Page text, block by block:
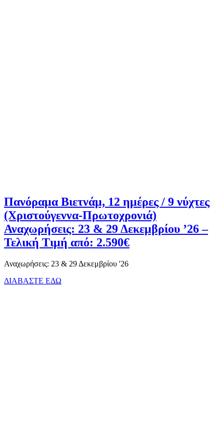
Πανόραμα Βιετνάμ, 12 ημέρες / 9 νύχτες
(Χριστούγεννα-Πρωτοχρονιά)
Αναχωρήσεις: 23 & 29 Δεκεμβρίου ’26 –
Τελική Τιμή από: 2.590€
Αναχωρήσεις: 23 & 29 Δεκεμβρίου '26
ΔΙΑΒΑΣΤΕ ΕΔΩ